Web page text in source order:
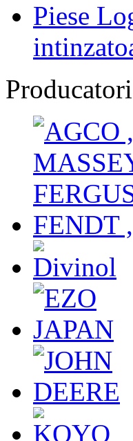
Piese
Producatori